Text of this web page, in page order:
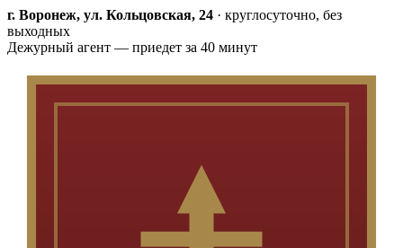
г. Воронеж, ул. Кольцовская, 24 · круглосуточно, без
выходных
Дежурный агент — приедет за 40 минут